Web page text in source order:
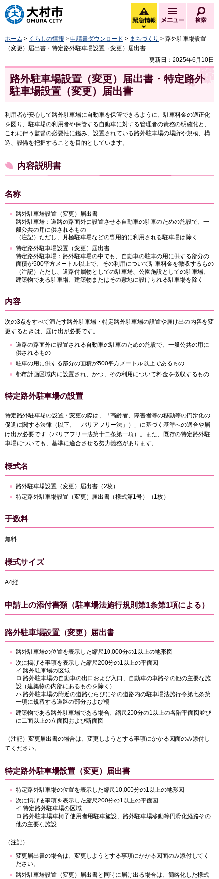
大村市
緊急情報
緊急情報を開く
メニュー
ホーム > くらしの情報 > 申請書ダウンロード > まちづくり > 路外駐車場設置
（変更）届出書・特定路外駐車場設置（変更）届出書
更新日：2025年6月10日
路外駐車場設置（変更）届出書・特定路外
駐車場設置（変更）届出書
利用者が安心して路外駐車場に自動車を保管できるように、駐車料金の適正化
を図り、駐車場の利用者や保管する自動車に対する管理者の責務の明確化と、
これに伴う監督の必要性に鑑み、設置されている路外駐車場の場所や規模、構
造、設備を把握することを目的としています。
内容説明書
名称
路外駐車場設置（変更）届出書
路外駐車場：道路の路面外に設置させる自動車の駐車のための施設で、一
般公共の用に供されるもの
（注記）ただし、月極駐車場などの専用的に利用される駐車場は除く
特定路外駐車場設置（変更）届出書
特定路外駐車場：路外駐車場の中でも、自動車の駐車の用に供する部分の
面積が500平方メートル以上で、その利用について駐車料金を徴収するもの
（注記）ただし、道路付属物としての駐車場、公園施設としての駐車場、
建築物である駐車場、建築物またはその敷地に設けられる駐車場を除く
内容
次の3点をすべて満たす路外駐車場・特定路外駐車場の設置や届け出の内容を変
更するときは、届け出が必要です。
道路の路面外に設置される自動車の駐車のための施設で、一般公共の用に
供されるもの
駐車の用に供する部分の面積が500平方メートル以上であるもの
都市計画区域内に設置され、かつ、その利用について料金を徴収するもの
特定路外駐車場の設置
特定路外駐車場の設置・変更の際は、「高齢者、障害者等の移動等の円滑化の
促進に関する法律（以下、「バリアフリー法」）」に基づく基準への適合や届
け出が必要です（バリアフリー法第十二条第一項）。また、既存の特定路外駐
車場についても、基準に適合させる努力義務があります。
様式名
路外駐車場設置（変更）届出書（2枚）
特定路外駐車場設置（変更）届出書（様式第1号）（1枚）
手数料
無料
様式サイズ
A4縦
申請上の添付書類（駐車場法施行規則第1条第1項による）
路外駐車場設置（変更）届出書
路外駐車場の位置を表示した縮尺10,000分の1以上の地形図
次に掲げる事項を表示した縮尺200分の1以上の平面図
イ.路外駐車場の区域
ロ.路外駐車場の自動車の出口および入口、自動車の車路その他の主要な施
設（建築物の内部にあるものを除く）
ハ.路外駐車場の附近の道路ならびにその道路内の駐車場法施行令第七条第
一項に規程する道路の部分および橋
建築物である路外駐車場である場合、縮尺200分の1以上の各階平面図並び
に二面以上の立面図および断面図
（注記）変更届出書の場合は、変更しようとする事項にかかる図面のみ添付し
てください。
特定路外駐車場設置（変更）届出書
特定路外駐車場の位置を表示した縮尺10,000分の1以上の地形図
次に掲げる事項を表示した縮尺200分の1以上の平面図
イ.特定路外駐車場の区域
ロ.路外駐車場車椅子使用者用駐車施設、路外駐車場移動等円滑化経路その
他の主要な施設
（注記）
変更届出書の場合は、変更しようとする事項にかかる図面のみ添付してく
ださい。
路外駐車場設置（変更）届出書と同時に届け出る場合は、簡略化した様式